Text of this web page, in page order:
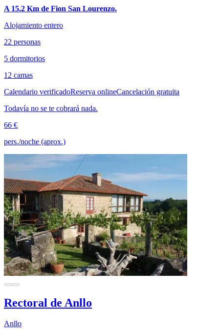
A 15.2 Km de Fion San Lourenzo.
Alojamiento entero
22 personas
5 dormitorios
12 camas
Calendario verificadoReserva onlineCancelación gratuita
Todavía no se te cobrará nada.
66 €
pers./noche (aprox.)
Rectoral de Anllo
Anllo